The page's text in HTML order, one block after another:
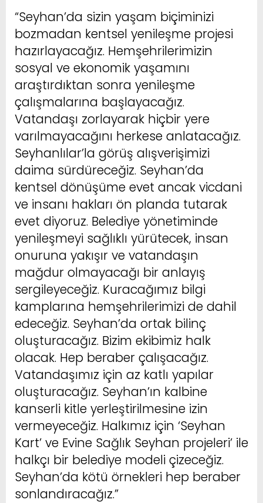
“Seyhan’da sizin yaşam biçiminizi
bozmadan kentsel yenileşme projesi
hazırlayacağız. Hemşehrilerimizin
sosyal ve ekonomik yaşamını
araştırdıktan sonra yenileşme
çalışmalarına başlayacağız.
Vatandaşı zorlayarak hiçbir yere
varılmayacağını herkese anlatacağız.
Seyhanlılar’la görüş alışverişimizi
daima sürdüreceğiz. Seyhan’da
kentsel dönüşüme evet ancak vicdani
ve insanı hakları ön planda tutarak
evet diyoruz. Belediye yönetiminde
yenileşmeyi sağlıklı yürütecek, insan
onuruna yakışır ve vatandaşın
mağdur olmayacağı bir anlayış
sergileyeceğiz. Kuracağımız bilgi
kamplarına hemşehrilerimizi de dahil
edeceğiz. Seyhan’da ortak bilinç
oluşturacağız. Bizim ekibimiz halk
olacak. Hep beraber çalışacağız.
Vatandaşımız için az katlı yapılar
oluşturacağız. Seyhan’ın kalbine
kanserli kitle yerleştirilmesine izin
vermeyeceğiz. Halkımız için ‘Seyhan
Kart’ ve Evine Sağlık Seyhan projeleri’ ile
halkçı bir belediye modeli çizeceğiz.
Seyhan’da kötü örnekleri hep beraber
sonlandıracağız.”